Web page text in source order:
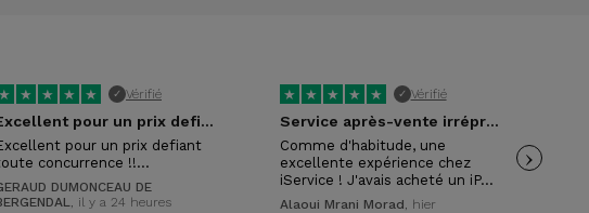
★ ★ ★ ★ ★ ✓ Vérifié
Excellent pour un prix defiant toute…
pour un prix defiant
concurrence !!…
DUMONCEAU DE
, il y a 24 heures
★ ★ ★ ★ ★ ✓ Vérifié
Service après-vente irréprochable !
Comme d'habitude, une
excellente expérience chez
iService ! J'avais acheté un iP…
Alaoui Mrani Morad, hier
›